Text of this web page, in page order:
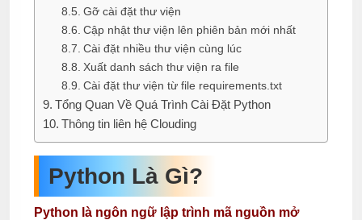
Gỡ cài đặt thư viện
Cập nhật thư viện lên phiên bản mới nhất
Cài đặt nhiều thư viện cùng lúc
Xuất danh sách thư viện ra file
Cài đặt thư viện từ file requirements.txt
Tổng Quan Về Quá Trình Cài Đặt Python
Thông tin liên hệ Clouding
Python Là Gì?
Python là ngôn ngữ lập trình mã nguồn mở